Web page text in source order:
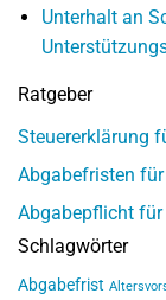
Unterhalt an
Ratgeber
Steuererklärung
Abgabefristen
Abgabepflicht für
Schlagwörter
Abgabefrist